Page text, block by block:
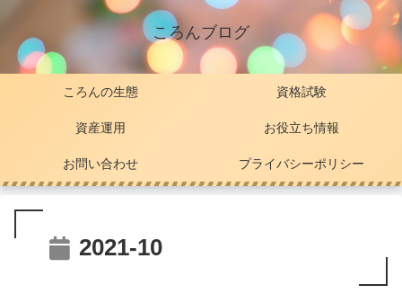
ころんブログ
ころんの生態 資格試験
資産運用 お役立ち情報
お問い合わせ プライバシーポリシー
2021-10